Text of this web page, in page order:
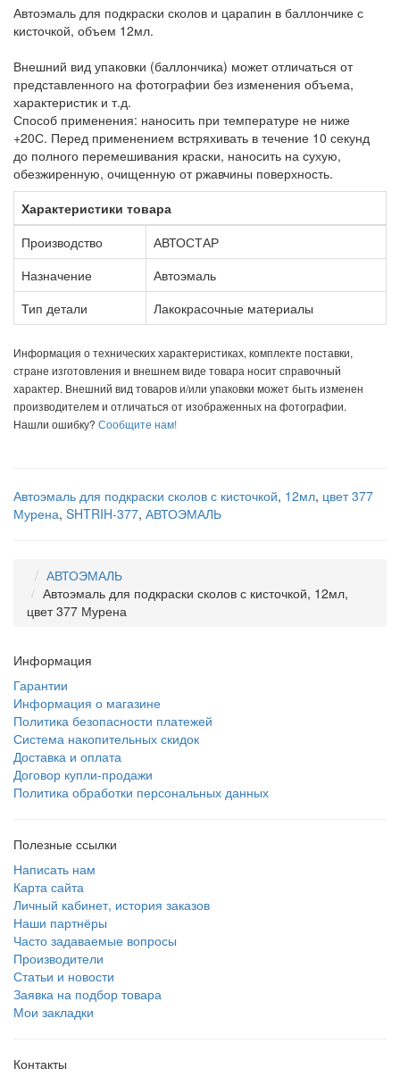
Автоэмаль для подкраски сколов и царапин в баллончике с
кисточкой, объем 12мл.
Внешний вид упаковки (баллончика) может отличаться от
представленного на фотографии без изменения объема,
характеристик и т.д.
Способ применения: наносить при температуре не ниже
+20С. Перед применением встряхивать в течение 10 секунд
до полного перемешивания краски, наносить на сухую,
обезжиренную, очищенную от ржавчины поверхность.
Характеристики товара
Производство
АВТОСТАР
Назначение
Автоэмаль
Тип детали
Лакокрасочные материалы
Информация о технических характеристиках, комплекте поставки,
стране изготовления и внешнем виде товара носит справочный
характер. Внешний вид товаров и/или упаковки может быть изменен
производителем и отличаться от изображенных на фотографии.
Нашли ошибку? Сообщите нам!
Автоэмаль для подкраски сколов с кисточкой, 12мл, цвет 377
Мурена, SHTRIH-377, АВТОЭМАЛЬ
АВТОЭМАЛЬ
Автоэмаль для подкраски сколов с кисточкой, 12мл,
цвет 377 Мурена
Информация
Гарантии
Информация о магазине
Политика безопасности платежей
Система накопительных скидок
Доставка и оплата
Договор купли-продажи
Политика обработки персональных данных
Полезные ссылки
Написать нам
Карта сайта
Личный кабинет, история заказов
Наши партнёры
Часто задаваемые вопросы
Производители
Статьи и новости
Заявка на подбор товара
Мои закладки
Контакты